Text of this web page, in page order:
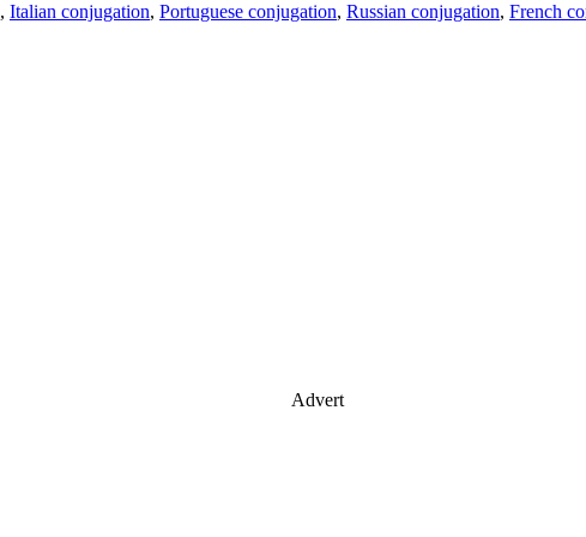
, Italian conjugation, Portuguese conjugation, Russian conjugation, French
Advert